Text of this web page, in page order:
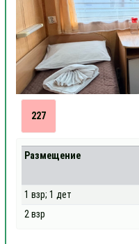
227
Размещение
1 взр; 1 дет
2 взр